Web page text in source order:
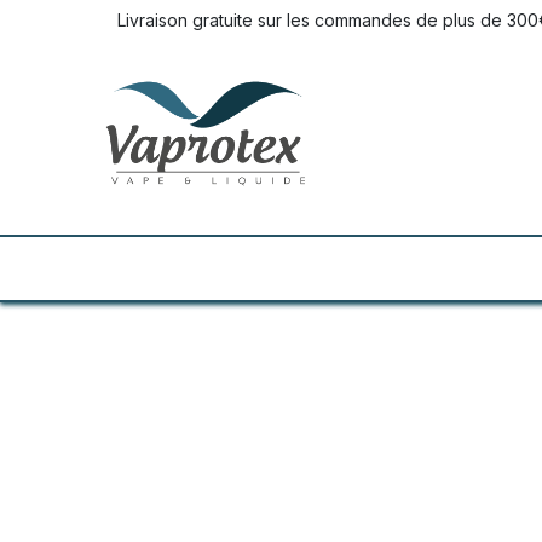
Se rendre au contenuLivraison gratuite sur les commandes de plus de